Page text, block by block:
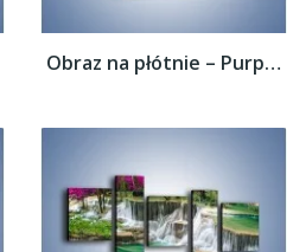
Obraz na płótnie – Purpurowy las i...